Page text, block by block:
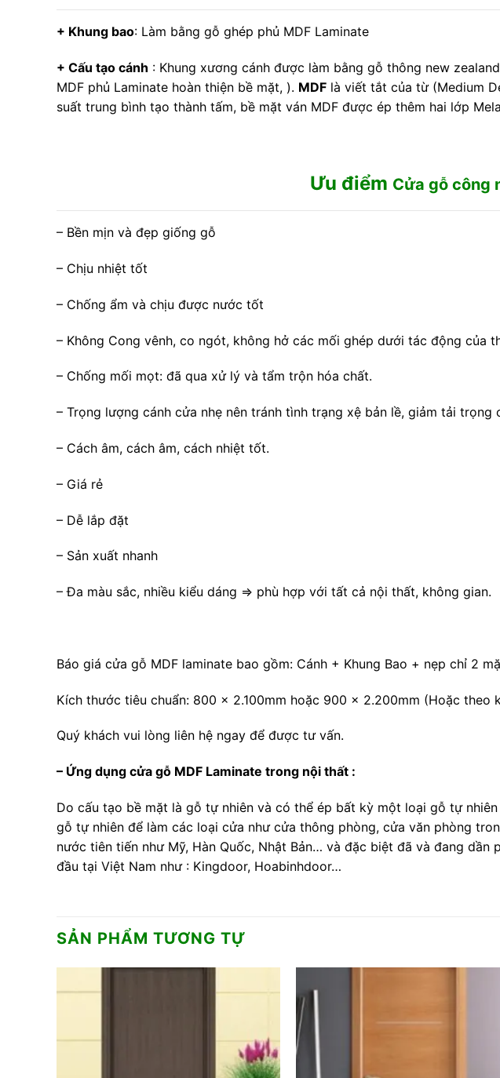
+ Khung bao: Làm bằng gỗ ghép phủ MDF Laminate
+ Cấu tạo cánh : Khung xương cánh được làm bằng gỗ thông new
MDF phủ Laminate hoàn thiện bề mặt, ). MDF là viết tắt của từ (Medium
suất trung bình tạo thành tấm, bề mặt ván MDF được ép thêm hai lớp
Ưu điểm Cửa gỗ công
– Bền mịn và đẹp giống gỗ
– Chịu nhiệt tốt
– Chống ẩm và chịu được nước tốt
– Không Cong vênh, co ngót, không hở các mối ghép dưới tác động của
– Chống mối mọt: đã qua xử lý và tẩm trộn hóa chất.
– Trọng lượng cánh cửa nhẹ nên tránh tình trạng xệ bản lề, giảm tải trọng
– Cách âm, cách âm, cách nhiệt tốt.
– Giá rẻ
– Dễ lắp đặt
– Sản xuất nhanh
– Đa màu sắc, nhiều kiểu dáng => phù hợp với tất cả nội thất, không gian.
Báo giá cửa gỗ MDF laminate bao gồm: Cánh + Khung Bao + nẹp chỉ 2
Kích thước tiêu chuẩn: 800 x 2.100mm hoặc 900 x 2.200mm (Hoặc
Quý khách vui lòng liên hệ ngay để được tư vấn.
– Ứng dụng cửa gỗ MDF Laminate trong nội thất :
Do cấu tạo bề mặt là gỗ tự nhiên và có thể ép bất kỳ một loại gỗ tự
gỗ tự nhiên để làm các loại cửa như cửa thông phòng, cửa văn phòng
nước tiên tiến như Mỹ, Hàn Quốc, Nhật Bản… và đặc biệt đã và đang
đầu tại Việt Nam như : Kingdoor, Hoabinhdoor…
SẢN PHẨM TƯƠNG TỰ